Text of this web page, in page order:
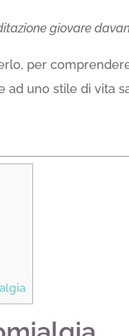
giovare
per
ad uno stile di vita